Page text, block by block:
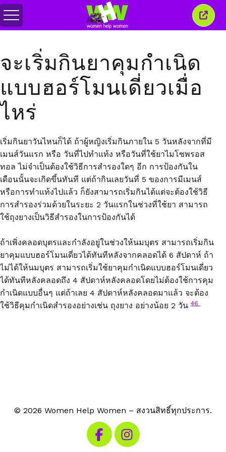
สลับ
เมนู
ปิด
หน้าต่
จะเริ่มกินยาคุมกำเนิด
แบบฮอร์โมนเดี่ยวเมื่อ
ไหร่
เริ่มกินยาวันไหนก็ได้ ถ้าผู้หญิงเริ่มกินภายใน 5 วันหลังจากที่มี
เมนส์วันแรก หรือ วันที่ไปทำแท้ง หรือวันที่ใช้ยาไมโซพรอส
ทอล ไม่จำเป็นต้องใช้วิธีการสำรองใดๆ อีก การป้องกันใน
เดือนนั้นจะเกิดขึ้นทันที แต่ถ้ากินเลยวันที่ 5 ของการมีเมนส์
หรือการทำแท้งไปแล้ว ก็ยังสามารถเริ่มกินได้แต่จะต้องใช้วิธี
การสำรองร่วมด้วยในระยะ 2 วันแรกในช่วงที่ใช้ยา สามารถ
ใช้ถุงยางเป็นวิธีสำรองในการป้องกันได้
ถ้าเพิ่งคลอดบุตรและกำลังอยู่ในช่วงให้นมบุตร สามารถเริ่มกิน
ยาคุมแบบฮอร์โมนเดี่ยวได้ทันทีหลังจากคลอดได้ 6 สัปดาห์ ถ้า
ไม่ได้ให้นมบุตร สามารถเริ่มใช้ยาคุมกำเนิดแบบฮอร์โมนเดี่ยว
ได้ทันทีหลังคลอดถึง 4 สัปดาห์หลังคลอดโดยไม่ต้องใช้การคุม
กำเนิดแบบอื่นๆ แต่ถ้าเลย 4 สัปดาห์หลังคลอดมาแล้ว จะต้อง
ใช้วิธีคุมกำเนิดสำรองอย่างเช่น ถุงยาง อย่างน้อย 2 วัน 46
© 2026 Women Help Women – สงวนสิทธิ์ทุกประการ.
เยี่ยมชม Facebook ของเรา
เยี่ยมชม Instagram ของเรา